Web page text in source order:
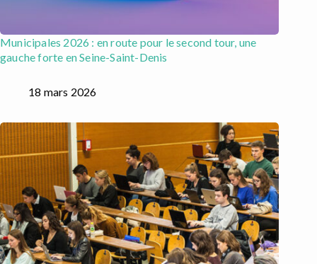
Municipales 2026 : en route pour le second tour, une
gauche forte en Seine-Saint-Denis
18 mars 2026